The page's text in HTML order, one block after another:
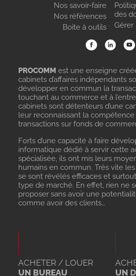
Nos savoir-faire
Nos références
Boite à outils
des
Gérer
PROCOMM est une enseigne
cabinets d’affaires indépendants
développer en commun la
touchant au commerce et à
cabinets sont détenteurs d’une
leur reconnaissant la
transactions sur fonds de
Forts d’une capacité à faire
informatique dédié à servir cette
spécialisée, ils ont mis leurs
humains en commun. Très vite
se sont révélés efficaces et
type de marché. En effet, rien ne
proposer sans avoir une
comme avoir des clients…
ACHETER / LOUER
UN BUREAU
UN